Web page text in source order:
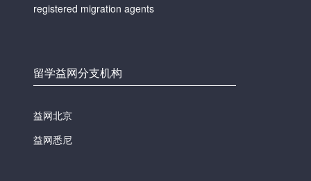
registered migration agents
留学益网分支机构
益网北京
益网悉尼